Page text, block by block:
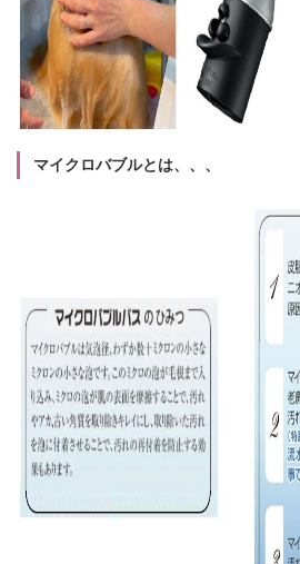
マイクロバブルとは、、、